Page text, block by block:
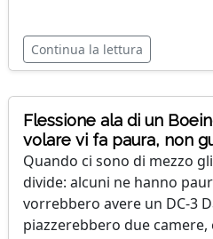
Continua la lettura
Flessione ala di un
volare vi fa paura, non
Quando ci sono di mezzo
divide: alcuni ne hanno
vorrebbero avere un DC-3
piazzerebbero due camere,